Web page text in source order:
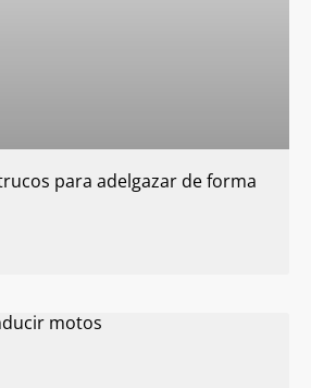
para adelgazar de forma
motos